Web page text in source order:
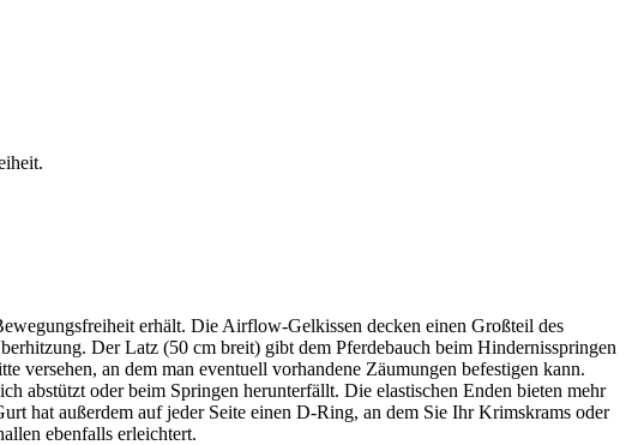
erhält. Die Airflow-Gelkissen decken einen Großteil des
Der Latz (50 cm breit) gibt dem Pferdebauch beim Hindernisspringen
versehen, an dem man eventuell vorhandene Zäumungen befestigen kann.
abstützt oder beim Springen herunterfällt. Die elastischen Enden bieten mehr
hat außerdem auf jeder Seite einen D-Ring, an dem Sie Ihr Krimskrams oder
ebenfalls erleichtert.